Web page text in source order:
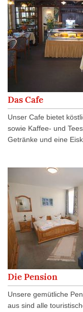
Das Cafe
Unser Cafe bietet
sowie Kaffee- und
Getränke und eine
Die Pension
Unsere gemütliche
aus sind alle